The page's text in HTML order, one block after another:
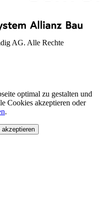
AG. Alle Rechte
optimal zu gestalten und
Cookies akzeptieren oder
.
akzeptieren